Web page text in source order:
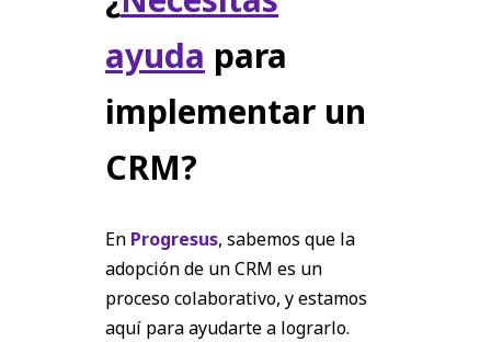
ayuda para
implementar un
CRM?
En Progresus, sabemos que la
adopción de un CRM es un
proceso colaborativo, y estamos
aquí para ayudarte a lograrlo.